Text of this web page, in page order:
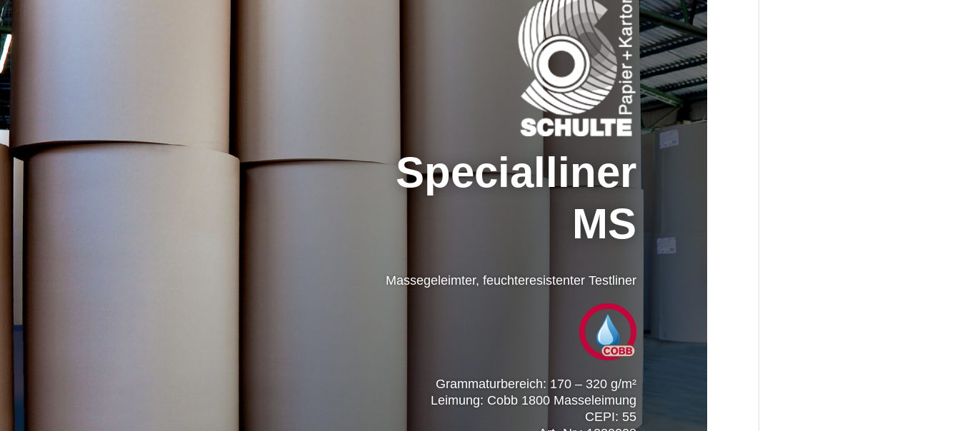
Specialliner
MS
Massegeleimter, feuchteresistenter Testliner
Grammaturbereich: 170 – 320 g/m²
Leimung: Cobb 1800 Masseleimung
CEPI: 55